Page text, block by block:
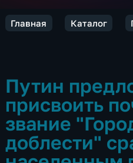
Главная Каталог
Путин
присвоить
звание
доблести"